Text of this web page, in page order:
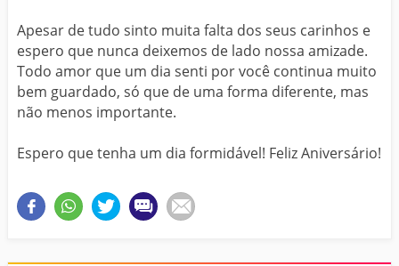
Apesar de tudo sinto muita falta dos seus carinhos e
espero que nunca deixemos de lado nossa amizade.
Todo amor que um dia senti por você continua muito
bem guardado, só que de uma forma diferente, mas
não menos importante.
Espero que tenha um dia formidável! Feliz Aniversário!